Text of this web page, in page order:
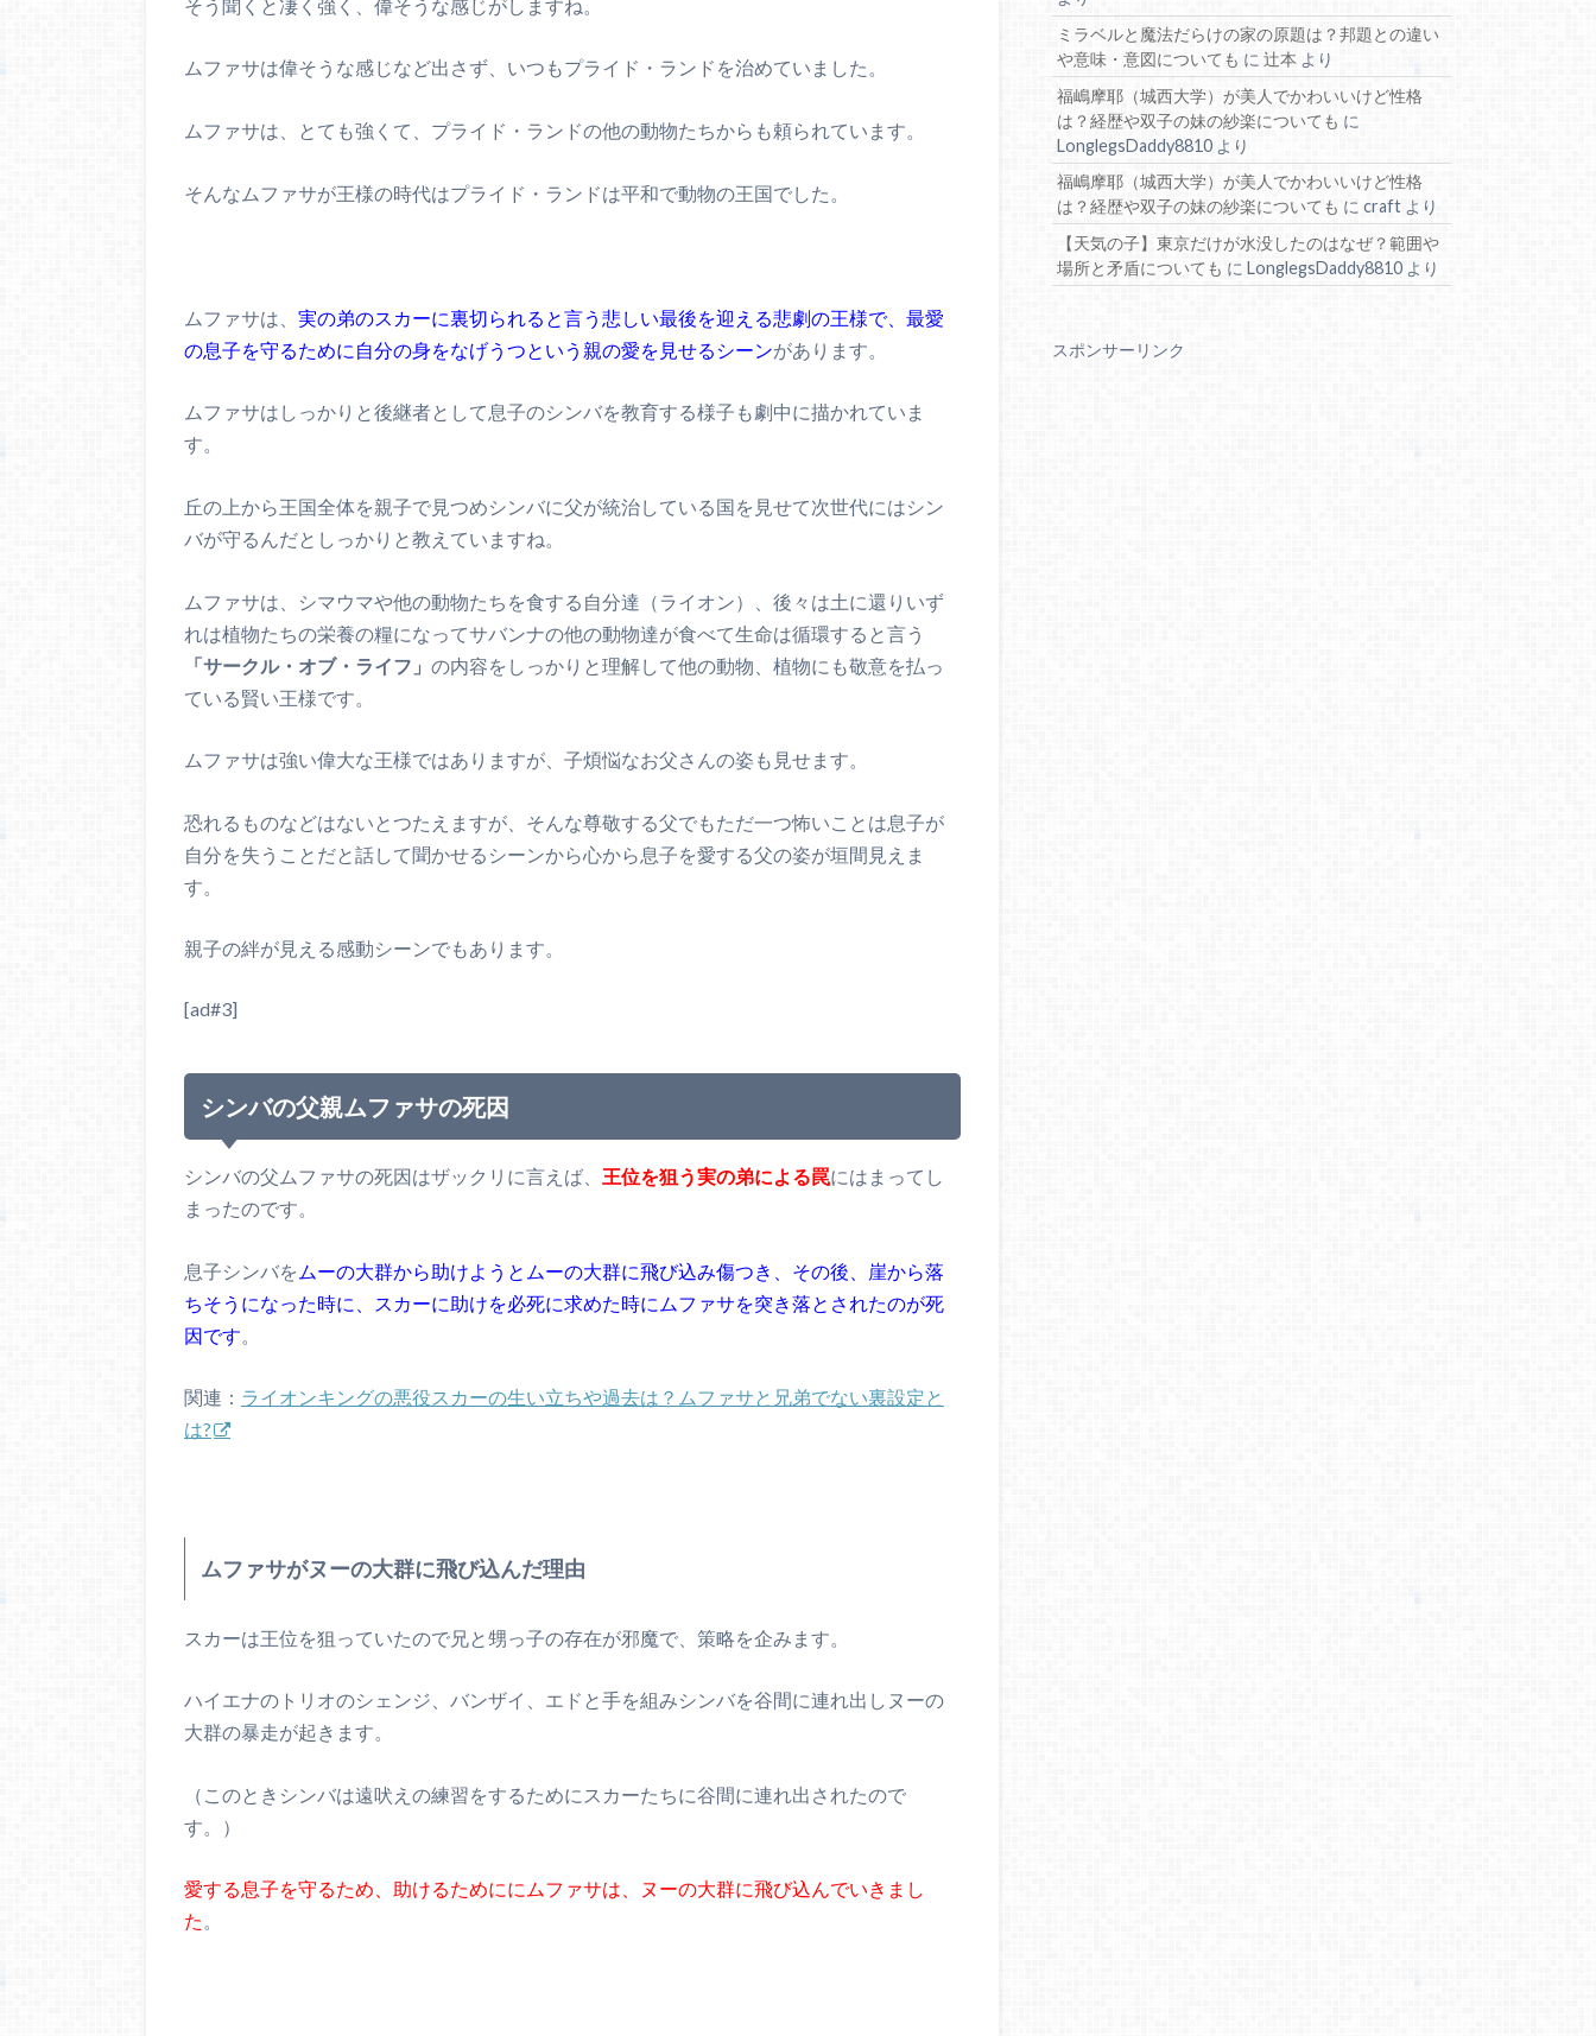
そう聞くと凄く強く、偉そうな感じがしますね。
ムファサは偉そうな感じなど出さず、いつもプライド・ランドを治めていました。
ムファサは、とても強くて、プライド・ランドの他の動物たちからも頼られています。
そんなムファサが王様の時代はプライド・ランドは平和で動物の王国でした。
ムファサは、 実の弟のスカーに裏切られると言う悲しい最後を迎える悲劇の王様で、最愛
の息子を守るために自分の身をなげうつという親の愛を見せるシーンがあります。
ムファサはしっかりと後継者として息子のシンバを教育する様子も劇中に描かれていま
す。
丘の上から王国全体を親子で見つめシンバに父が統治している国を見せて次世代にはシン
バが守るんだとしっかりと教えていますね。
ムファサは、シマウマや他の動物たちを食する自分達（ライオン）、後々は土に還りいず
れは植物たちの栄養の糧になってサバンナの他の動物達が食べて生命は循環すると言う
「サークル・オブ・ライフ」 の内容をしっかりと理解して他の動物、植物にも敬意を払っ
ている賢い王様です。
ムファサは強い偉大な王様ではありますが、子煩悩なお父さんの姿も見せます。
恐れるものなどはないとつたえますが、そんな尊敬する父でもただ一つ怖いことは息子が
自分を失うことだと話して聞かせるシーンから心から息子を愛する父の姿が垣間見えま
す。
親子の絆が見える感動シーンでもあります。
[ad#3]
シンバの父親ムファサの死因
シンバの父ムファサの死因はザックリに言えば、 王位を狙う実の弟による罠にはまってし
まったのです。
息子シンバを ムーの大群から助けようとムーの大群に飛び込み傷つき、その後、崖から落
ちそうになった時に、スカーに助けを必死に求めた時にムファサを突き落とされたのが死
因です
関連： ライオンキングの悪役スカーの生い立ちや過去は？ムファサと兄弟でない裏設定と
は?
ムファサがヌーの大群に飛び込んだ理由
スカーは王位を狙っていたので兄と甥っ子の存在が邪魔で、策略を企みます。
ハイエナのトリオのシェンジ、バンザイ、エドと手を組みシンバを谷間に連れ出しヌーの
大群の暴走が起きます。
（このときシンバは遠吠えの練習をするためにスカーたちに谷間に連れ出されたので
す。）
愛する息子を守るため、助けるためににムファサは、ヌーの大群に飛び込んでいきまし
た 。
ミラベルと魔法だらけの家の原題は？邦題との違い
や意味・意図についても に辻本 より
福嶋摩耶（城西大学）が美人でかわいいけど性格
は？経歴や双子の妹の紗楽についても に
LonglegsDaddy8810 より
福嶋摩耶（城西大学）が美人でかわいいけど性格
は？経歴や双子の妹の紗楽についても にcraft より
【天気の子】東京だけが水没したのはなぜ？範囲や
場所と矛盾についても にLonglegsDaddy8810 より
スポンサーリンク